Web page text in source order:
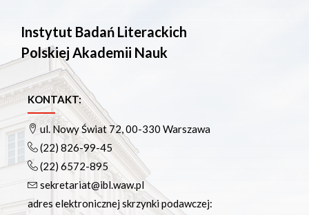
Instytut Badań Literackich
Polskiej Akademii Nauk
KONTAKT:
ul. Nowy Świat 72, 00-330 Warszawa
(22) 826-99-45
(22) 6572-895
sekretariat@ibl.waw.pl
adres elektronicznej skrzynki podawczej: